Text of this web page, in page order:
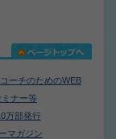
ーチのためのWEB
ナー等
万部発行
マガジン